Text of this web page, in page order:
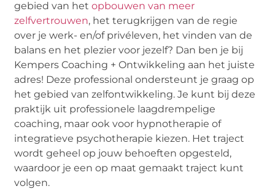
gebied van hetopbouwen van meer
zelfvertrouwen, het terugkrijgen van de regie
over je werk- en/of privéleven, het vinden van de
balans en het plezier voor jezelf? Dan ben je bij
Kempers Coaching + Ontwikkeling aan het juiste
adres! Deze professional ondersteunt je graag op
het gebied van zelfontwikkeling. Je kunt bij deze
praktijk uit professionele laagdrempelige
coaching, maar ook voor hypnotherapie of
integratieve psychotherapie kiezen. Het traject
wordt geheel op jouw behoeften opgesteld,
waardoor je een op maat gemaakt traject kunt
volgen.